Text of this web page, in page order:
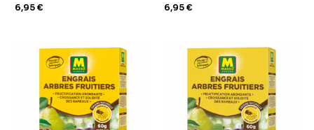
6,95€ 6,95€